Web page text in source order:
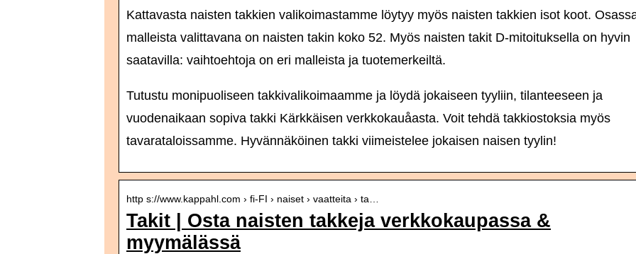
Kattavasta naisten takkien valikoimastamme löytyy myös naisten takkien isot koot.
malleista valittavana on naisten takin koko 52. Myös naisten takit D-mitoituksella on hyvin
saatavilla: vaihtoehtoja on eri malleista ja tuotemerkeiltä.
Tutustu monipuoliseen takkivalikoimaamme ja löydä jokaiseen tyyliin, tilanteeseen ja
vuodenaikaan sopiva takki Kärkkäisen verkkokauåasta. Voit tehdä takkiostoksia myös
tavarataloissamme. Hyvännäköinen takki viimeistelee jokaisen naisen tyylin!
http s://www.kappahl.com › fi-FI › naiset › vaatteita › ta…
Takit | Osta naisten takkeja verkkokaupassa &
myymälässä